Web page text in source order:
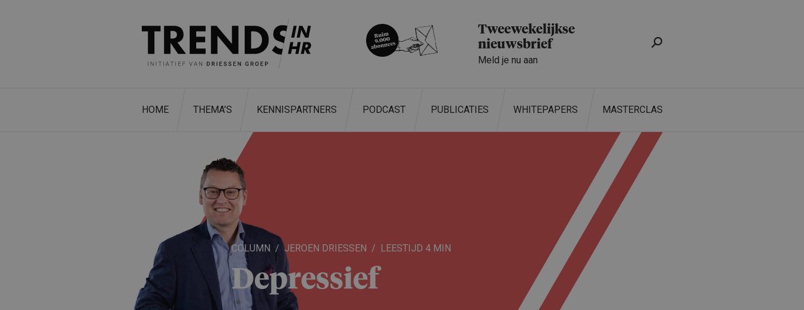
Tweewekelijkse
nieuwsbrief
Meld je nu aan
HOME THEMA’S KENNISPARTNERS PODCAST PUBLICATIES WHITEPAPERS MASTERCLASS
ZOEKEN
COLUMN JEROEN DRIESSEN 4 MIN
Depressief